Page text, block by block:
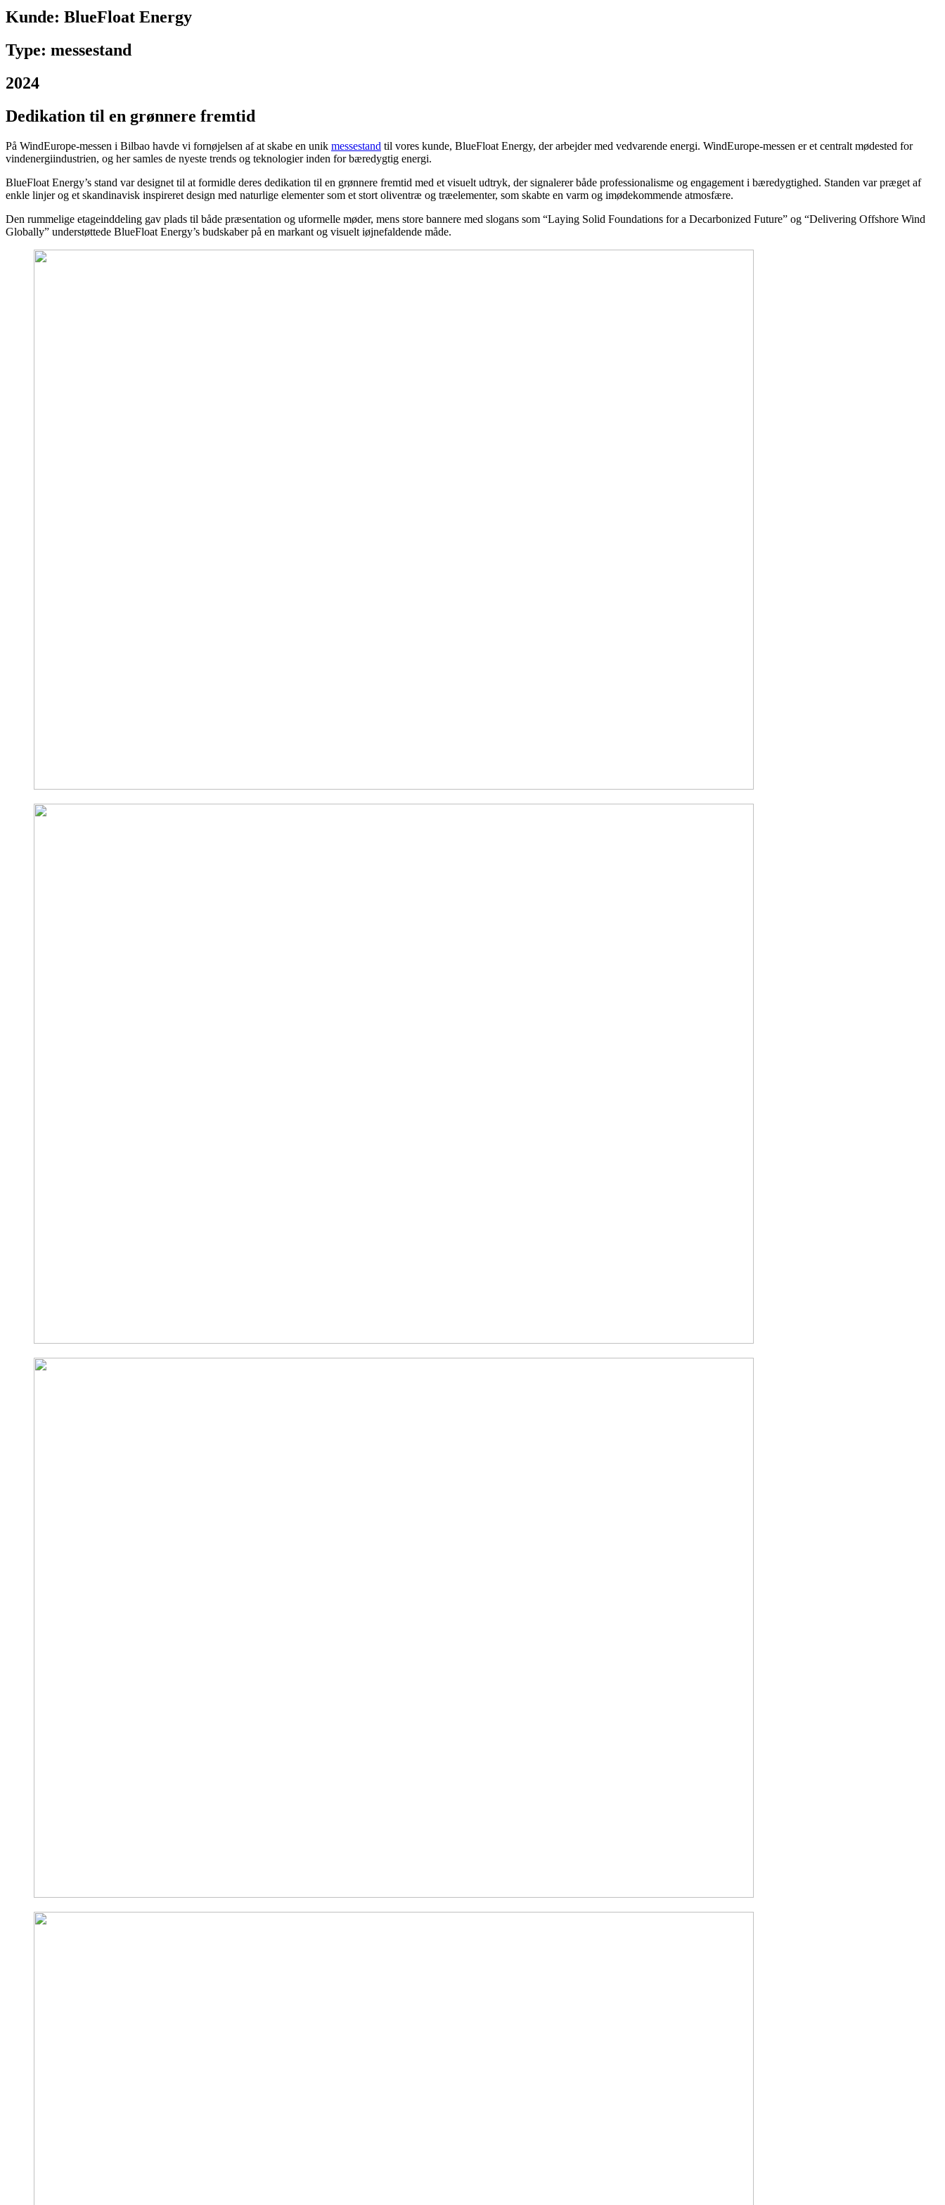
Kunde: BlueFloat Energy
Type: messestand
2024
Dedikation til en grønnere fremtid
På WindEurope-messen i Bilbao havde vi fornøjelsen af at skabe en unik messestand til vores kunde, BlueFloat Energy, der arbejder med vedvarende energi. WindEurope-messen er et centralt mødested for
vindenergiindustrien, og her samles de nyeste trends og teknologier inden for bæredygtig energi.
BlueFloat Energy’s stand var designet til at formidle deres dedikation til en grønnere fremtid med et visuelt udtryk, der signalerer både professionalisme og engagement i bæredygtighed. Standen var præget af
enkle linjer og et skandinavisk inspireret design med naturlige elementer som et stort oliventræ og træelementer, som skabte en varm og imødekommende atmosfære.
Den rummelige etageinddeling gav plads til både præsentation og uformelle møder, mens store bannere med slogans som “Laying Solid Foundations for a Decarbonized Future” og “Delivering Offshore Wind
Globally” understøttede BlueFloat Energy’s budskaber på en markant og visuelt iøjnefaldende måde.